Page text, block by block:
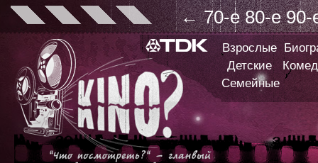
← 70-е 80-е 90-
Взрослые
Детские
Семейные